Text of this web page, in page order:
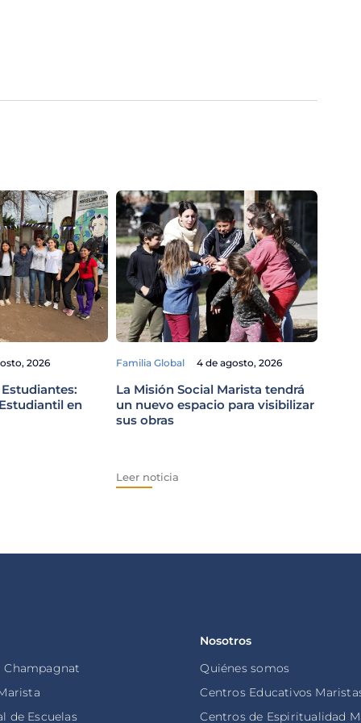
2026
en
Familia Global 4 de agosto, 2026
La Misión Social Marista tendrá
un nuevo espacio para visibilizar
sus obras
Leer noticia
Champagnat
de Escuelas
Nosotros
Quiénes somos
Centros Educativos
Centros de Espiritualidad